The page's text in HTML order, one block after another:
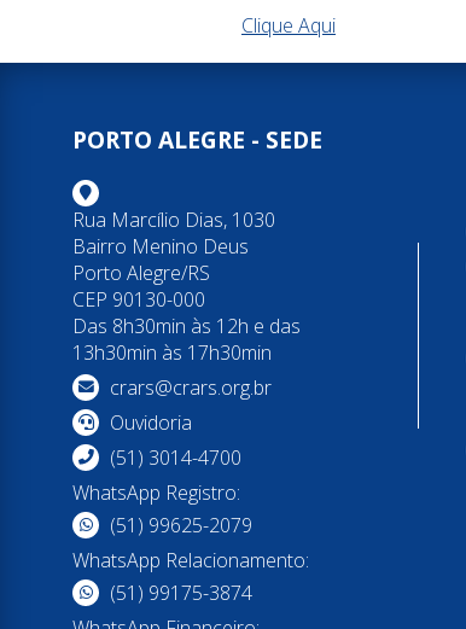
Clique Aqui
PORTO ALEGRE - SEDE
Rua Marcílio Dias, 1030
Bairro Menino Deus
Porto Alegre/RS
CEP 90130-000
Das 8h30min às 12h e das
13h30min às 17h30min
crars@crars.org.br
Ouvidoria
(51) 3014-4700
WhatsApp Registro:
(51) 99625-2079
WhatsApp Relacionamento:
(51) 99175-3874